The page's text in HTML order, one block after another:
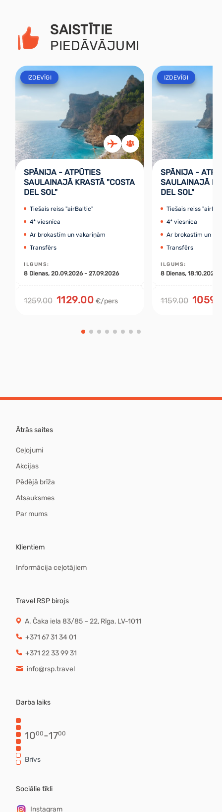
SAISTĪTIE
PIEDĀVĀJUMI
IZDEVĪGI
SPĀNIJA - ATPŪTIES
SAULAINAJĀ KRASTĀ "COSTA
DEL SOL"
Tiešais reiss "airBaltic"
4* viesnīca
Ar brokastīm un vakariņām
Transfērs
ILGUMS:
8 Dienas, 20.09.2026 - 27.09.2026
1259.00 1129.00 €/pers
IZDEVĪGI
SPĀNIJA -
SAULAINAJĀ
DEL SOL"
Tiešais reiss
4* viesnīca
Ar brokastīm un
Transfērs
ILGUMS:
8 Dienas, 18.10.2026
1159.00
Ātrās saites
Ceļojumi
Akcijas
Pēdējā brīža
Atsauksmes
Par mums
Klientiem
Informācija ceļotājiem
Travel RSP birojs
A. Čaka iela 83/85 – 22, Rīga, LV-1011
+371 67 31 34 01
+371 22 33 99 31
info@rsp.travel
Darba laiks
1000-1700
Brīvs
Sociālie tīkli
Instagram